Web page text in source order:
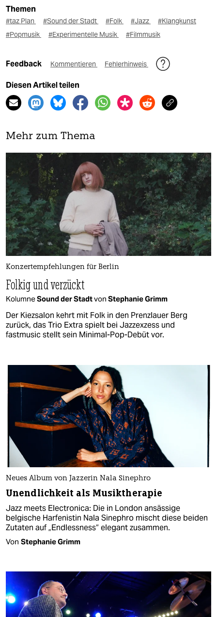
Themen
#taz Plan #Sound der Stadt #Folk #Jazz
#Klangkunst
#Popmusik
#Experimentelle Musik #Filmmusik
Feedback Kommentieren Fehlerhinweis
Diesen Artikel teilen
Mehr zum Thema
Konzertempfehlungen für Berlin
Folkig und verzückt
KolumneSound der Stadtvon Stephanie Grimm
Der Kiezsalon kehrt mit Folk in den Prenzlauer Berg
zurück, das Trio Extra spielt bei Jazzexzess und
fastmusic stellt sein Minimal-Pop-Debüt vor.
Neues Album von Jazzerin Nala Sinephro
Unendlichkeit als Musiktherapie
Jazz meets Electronica: Die in London ansässige
belgische Harfenistin Nala Sinephro mischt diese beiden
Zutaten auf „Endlessness“ elegant zusammen.
Von Stephanie Grimm